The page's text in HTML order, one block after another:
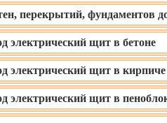
перекрытий, фундаментов
электрический щит в бетоне
электрический щит в кирпиче
электрический щит в